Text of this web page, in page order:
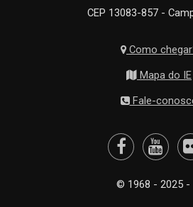
CEP 13083-857 -
Como
Mapa do IE
Fale-
© 1968 - 2025 -